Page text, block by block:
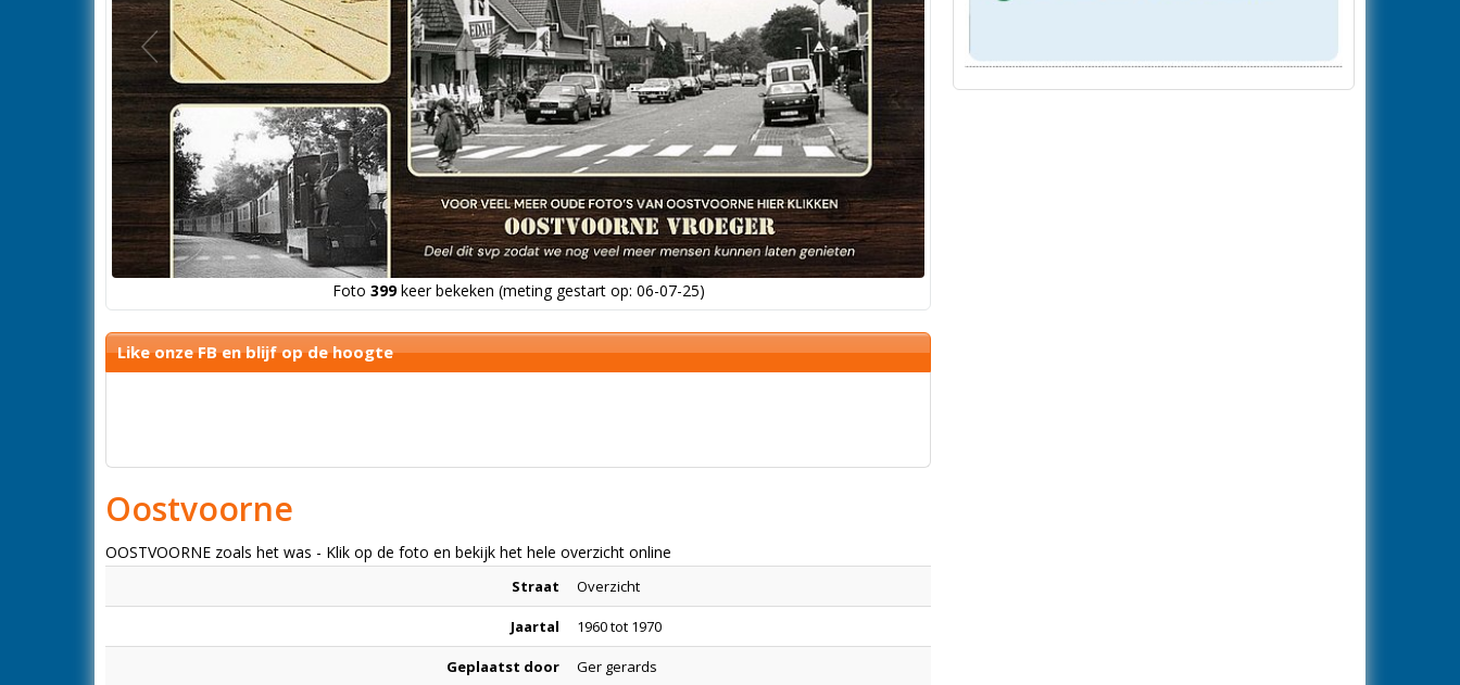
Vorige
foto
Foto 399keer bekeken (meting gestart op: 06-07-25)
Like onze FB en blijf op de hoogte
Oostvoorne
OOSTVOORNE zoals het was - Klik op de foto en bekijk het hele overzicht online
Straat Overzicht
Jaartal 1960 tot 1970
Geplaatst door Ger gerards